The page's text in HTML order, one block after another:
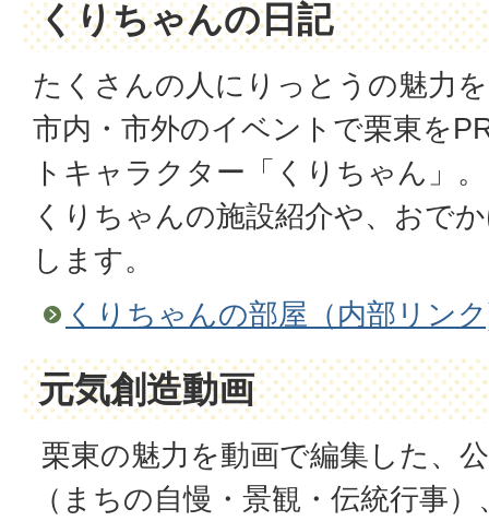
くりちゃんの日記
たくさんの人にりっとうの魅力
市内・市外のイベントで栗東を
トキャラクター「くりちゃん」。
くりちゃんの施設紹介や、おで
します。
くりちゃんの部屋（内部リン
元気創造動画
栗東の魅力を動画で編集した、
（まちの自慢・景観・伝統行事